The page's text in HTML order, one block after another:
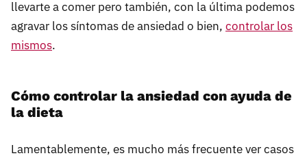
llevarte a comer pero también, con la última podemos
agravar los síntomas de ansiedad o bien, controlar los
mismos.
Cómo controlar la ansiedad con ayuda de
la dieta
Lamentablemente, es mucho más frecuente ver casos